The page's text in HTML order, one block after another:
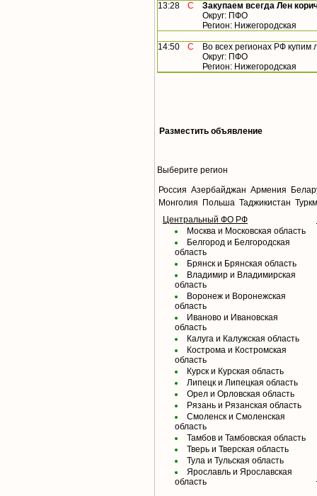
13:28 С
Закупаем всегда Лен
Округ: ПФО
Регион: Нижегородская
14:50 С
Во всех регионах РФ купим
Округ: ПФО
Регион: Нижегородская
Разместить объявление
Выберите регион
Россия Азербайджан Армения
Монголия
Польша Таджикистан
Центральный ФО РФ
Москва и Московская область
Белгород и Белгородская
область
Брянск и Брянская область
Владимир и Владимирская
область
Воронеж и Воронежская
область
Иваново и Ивановская
область
Калуга и Калужская область
Кострома и Костромская
область
Курск и Курская область
Липецк и Липецкая область
Орел и Орловская область
Рязань и Рязанская область
Смоленск и Смоленская
область
Тамбов и Тамбовская область
Тверь и Тверская область
Тула и Тульская область
Ярославль и Ярославская
область